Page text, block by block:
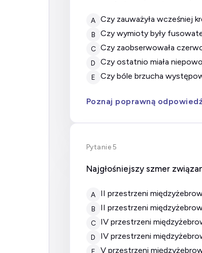
A Czy zauważyła wcześniej
B Czy wymioty były
C Czy zaobserwowała
D Czy ostatnio miała
E Czy bóle brzucha
Poznaj poprawną
Pytanie 5
Najgłośniejszy szmer
A II przestrzeni
B II przestrzeni
C IV przestrzeni
D IV przestrzeni
E V przestrzeni